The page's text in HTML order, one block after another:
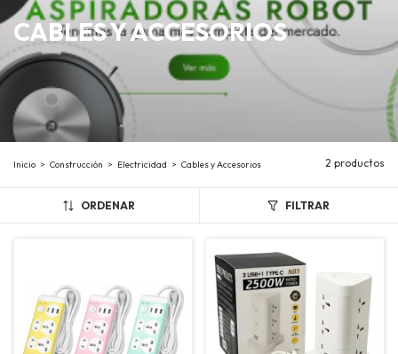
CABLES Y ACCESORIOS
Inicio > Construcción > Electricidad > Cables y Accesorios 2 productos
ORDENAR FILTRAR